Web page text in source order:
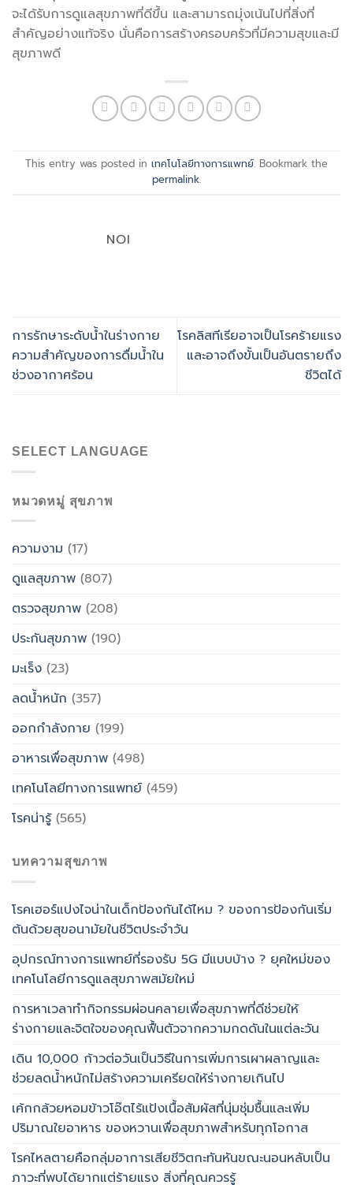
จะได้รับการดูแลสุขภาพที่ดีขึ้น และสามารถมุ่งเน้นไปที่สิ่งที่
สำคัญอย่างแท้จริง นั่นคือการสร้างครอบครัวที่มีความสุขและมี
สุขภาพดี
This entry was posted in เทคโนโลยีทางการแพทย์. Bookmark the
permalink.
NOI
การรักษาระดับน้ำในร่างกาย
ความสำคัญของการดื่มน้ำใน
ช่วงอากาศร้อน
โรคลิสทีเรียอาจเป็นโรคร้ายแรง
และอาจถึงขั้นเป็นอันตรายถึง
ชีวิตได้
SELECT LANGUAGE
หมวดหมู่ สุขภาพ
ความงาม (17)
ดูแลสุขภาพ (807)
ตรวจสุขภาพ (208)
ประกันสุขภาพ (190)
มะเร็ง (23)
ลดน้ำหนัก (357)
ออกกำลังกาย (199)
อาหารเพื่อสุขภาพ (498)
เทคโนโลยีทางการแพทย์ (459)
โรคน่ารู้(565)
บทความสุขภาพ
โรคเฮอร์แปงไจน่าในเด็กป้องกันได้ไหม ? ของการป้องกันเริ่ม
ต้นด้วยสุขอนามัยในชีวิตประจำวัน
อุปกรณ์ทางการแพทย์ที่รองรับ 5G มีแบบบ้าง ? ยุคใหม่ของ
เทคโนโลยีการดูแลสุขภาพสมัยใหม่
การหาเวลาทำกิจกรรมผ่อนคลายเพื่อสุขภาพที่ดีช่วยให้
ร่างกายและจิตใจของคุณฟื้นตัวจากความกดดันในแต่ละวัน
เดิน 10,000 ก้าวต่อวันเป็นวิธีในการเพิ่มการเผาผลาญและ
ช่วยลดน้ำหนักไม่สร้างความเครียดให้ร่างกายเกินไป
เค้กกล้วยหอมข้าวโอ๊ตไร้แป้งเนื้อสัมผัสที่นุ่มชุ่มชื้นและเพิ่ม
ปริมาณใยอาหาร ของหวานเพื่อสุขภาพสำหรับทุกโอกาส
โรคไหลตายคือกลุ่มอาการเสียชีวิตกะทันหันขณะนอนหลับเป็น
ภาวะที่พบได้ยากแต่ร้ายแรง สิ่งที่คุณควรรู้